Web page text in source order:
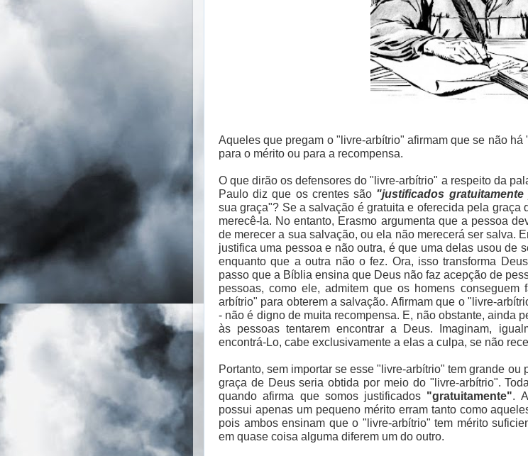
Aqueles que pregam o "livre-arbítrio" afirmam que se não
para o mérito ou para a recompensa.
O que dirão os defensores do "livre-arbítrio" a respeito da
Paulo diz que os crentes são "justificados
sua graça"? Se a salvação é gratuita e oferecida pela graça
merecê-la. No entanto, Erasmo argumenta que a pessoa
de merecer a sua salvação, ou ela não merecerá ser salva.
justifica uma pessoa e não outra, é que uma delas usou de
enquanto que a outra não o fez. Ora, isso transforma
passo que a Bíblia ensina que Deus não faz acepção de
pessoas, como ele, admitem que os homens
arbítrio" para obterem a salvação. Afirmam que o "livre-
- não é digno de muita recompensa. E, não obstante, ainda
às pessoas tentarem encontrar a Deus. Imaginam,
encontrá-Lo, cabe exclusivamente a elas a culpa, se não
Portanto, sem importar se esse "livre-arbítrio" tem grande ou
graça de Deus seria obtida por meio do "livre-arbítrio".
quando afirma que somos justificados "gratuitamente".
possui apenas um pequeno mérito erram tanto como
pois ambos ensinam que o "livre-arbítrio" tem mérito
em quase coisa alguma diferem um do outro.